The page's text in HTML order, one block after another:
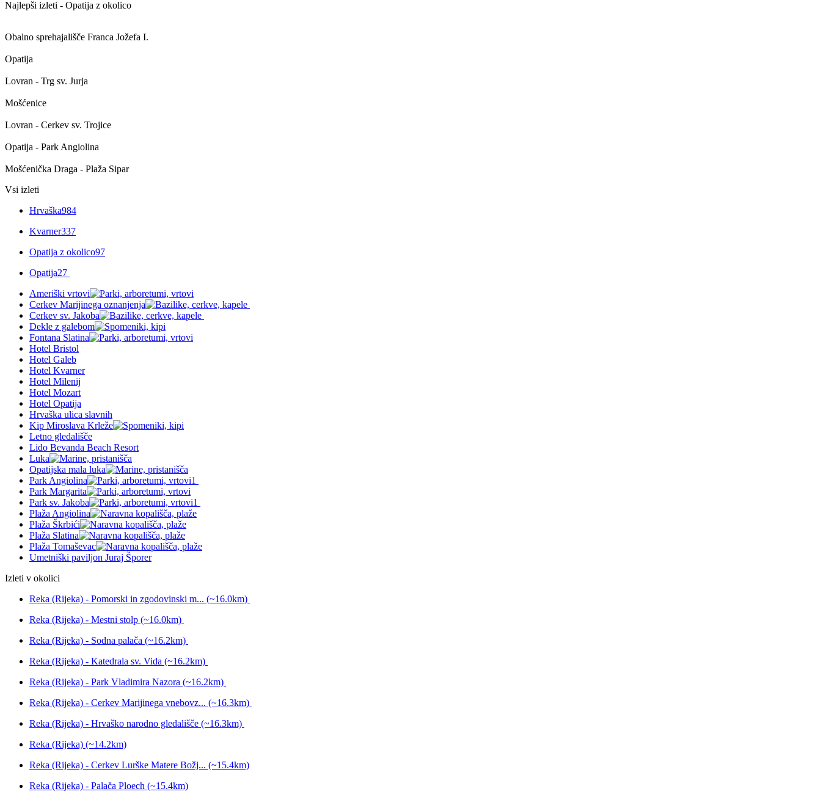
Najlepši izleti - Opatija z okolico
Obalno sprehajališče Franca Jožefa I.
Opatija
Lovran - Trg sv. Jurja
Mošćenice
Lovran - Cerkev sv. Trojice
Opatija - Park Angiolina
Mošćenička Draga - Plaža Sipar
Vsi izleti
Hrvaška984
Kvarner337
Opatija z okolico97
Opatija27
Ameriški vrtovi
Cerkev Marijinega oznanjenja
Cerkev sv. Jakoba
Dekle z galebom
Fontana Slatina
Hotel Bristol
Hotel Galeb
Hotel Kvarner
Hotel Milenij
Hotel Mozart
Hotel Opatija
Hrvaška ulica slavnih
Kip Miroslava Krleže
Letno gledališče
Lido Bevanda Beach Resort
Luka
Opatijska mala luka
Park Angiolina
1
Park Margarita
Park sv. Jakoba
1
Plaža Angiolina
Plaža Škrbići
Plaža Slatina
Plaža Tomaševac
Umetniški paviljon Juraj Šporer
Izleti v okolici
Reka (Rijeka) - Pomorski in zgodovinski m... (~16.0km)
Reka (Rijeka) - Mestni stolp (~16.0km)
Reka (Rijeka) - Sodna palača (~16.2km)
Reka (Rijeka) - Katedrala sv. Vida (~16.2km)
Reka (Rijeka) - Park Vladimira Nazora (~16.2km)
Reka (Rijeka) - Cerkev Marijinega vnebovz... (~16.3km)
Reka (Rijeka) - Hrvaško narodno gledališče (~16.3km)
Reka (Rijeka) (~14.2km)
Reka (Rijeka) - Cerkev Lurške Matere Božj... (~15.4km)
Reka (Rijeka) - Palača Ploech (~15.4km)